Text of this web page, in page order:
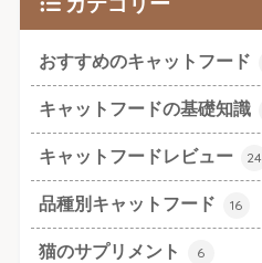
おすすめのキャットフード
キャットフードの基礎知識
キャットフードレビュー 24
品種別キャットフード 16
猫のサプリメント 6